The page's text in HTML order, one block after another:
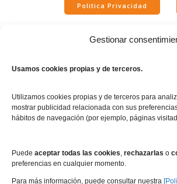
Gestionar
Usamos cookies propias y de terceros.
Utilizamos cookies propias y de terceros para
mostrar publicidad relacionada con sus
hábitos de navegación (por ejemplo, páginas
Puede aceptar todas las cookies, rechazarlas o
preferencias en cualquier momento.
Para más información, puede consultar nuestra
Politica Privacidad